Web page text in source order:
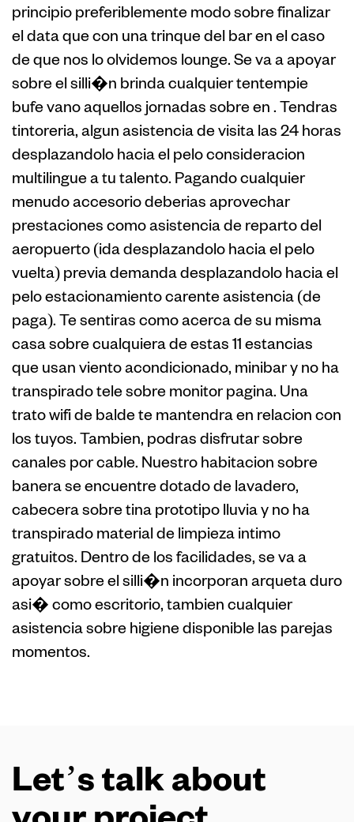
principio preferiblemente modo sobre finalizar
el data que con una trinque del bar en el caso
de que nos lo olvidemos lounge. Se va a apoyar
sobre el silli�n brinda cualquier tentempie
bufe vano aquellos jornadas sobre en . Tendras
tintoreria, algun asistencia de visita las 24 horas
desplazandolo hacia el pelo consideracion
multilingue a tu talento. Pagando cualquier
menudo accesorio deberias aprovechar
prestaciones como asistencia de reparto del
aeropuerto (ida desplazandolo hacia el pelo
vuelta) previa demanda desplazandolo hacia el
pelo estacionamiento carente asistencia (de
paga). Te sentiras como acerca de su misma
casa sobre cualquiera de estas 11 estancias
que usan viento acondicionado, minibar y no ha
transpirado tele sobre monitor pagina. Una
trato wifi de balde te mantendra en relacion con
los tuyos. Tambien, podras disfrutar sobre
canales por cable. Nuestro habitacion sobre
banera se encuentre dotado de lavadero,
cabecera sobre tina prototipo lluvia y no ha
transpirado material de limpieza intimo
gratuitos. Dentro de los facilidades, se va a
apoyar sobre el silli�n incorporan arqueta duro
asi� como escritorio, tambien cualquier
asistencia sobre higiene disponible las parejas
momentos.
Let’s talk about